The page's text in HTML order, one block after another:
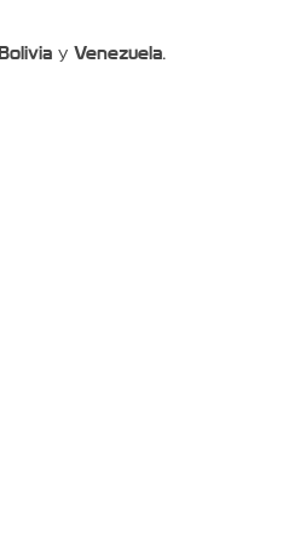
yVenezuela.